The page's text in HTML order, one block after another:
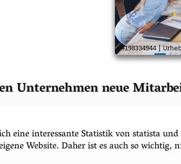
Unternehmen neue
eine interessante Statistik von statista
Website. Daher ist es auch so